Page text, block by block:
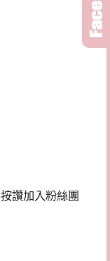
按讚加入粉絲團